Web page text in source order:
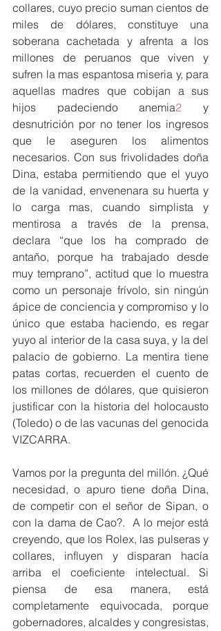
collares, cuyo precio suman cientos de
miles de dólares, constituye una
soberana cachetada y afrenta a los
millones de peruanos que viven y
sufren la mas espantosa miseria y, para
aquellas madres que cobijan a sus
hijos padeciendo anemia2 y
desnutrición por no tener los ingresos
que le aseguren los alimentos
necesarios. Con sus frivolidades doña
Dina, estaba permitiendo que el yuyo
de la vanidad, envenenara su huerta y
lo carga mas, cuando simplista y
mentirosa a través de la prensa,
declara “que los ha comprado de
antaño, porque ha trabajado desde
muy temprano”, actitud que lo muestra
como un personaje frívolo, sin ningún
ápice de conciencia y compromiso y lo
único que estaba haciendo, es regar
yuyo al interior de la casa suya, y la del
palacio de gobierno. La mentira tiene
patas cortas, recuerden el cuento de
los millones de dólares, que quisieron
justificar con la historia del holocausto
(Toledo) o de las vacunas del genocida
VIZCARRA.
Vamos por la pregunta del millón. ¿Qué
necesidad, o apuro tiene doña Dina,
de competir con el señor de Sipan, o
con la dama de Cao?.  A lo mejor está
creyendo, que los Rolex, las pulseras y
collares, influyen y disparan hacía
arriba el coeficiente intelectual. Si
piensa de esa manera, está
completamente equivocada, porque
gobernadores, alcaldes y congresistas,